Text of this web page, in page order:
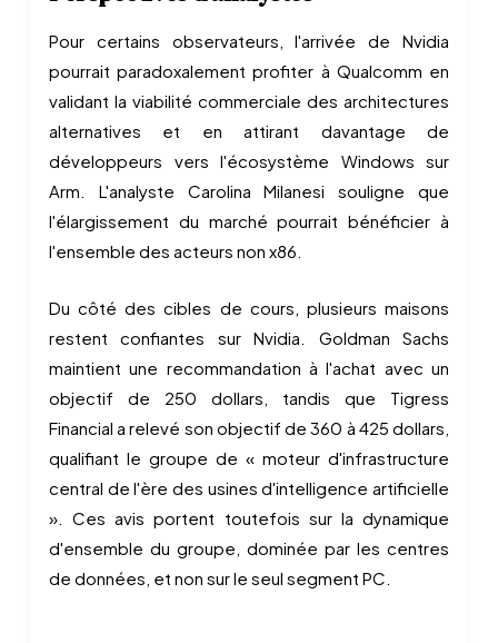
Pour certains observateurs, l'arrivée de Nvidia
pourrait paradoxalement profiter à Qualcomm en
validant la viabilité commerciale des architectures
alternatives et en attirant davantage de
développeurs vers l'écosystème Windows sur
Arm. L'analyste Carolina Milanesi souligne que
l'élargissement du marché pourrait bénéficier à
l'ensemble des acteurs non x86.
Du côté des cibles de cours, plusieurs maisons
restent confiantes sur Nvidia. Goldman Sachs
maintient une recommandation à l'achat avec un
objectif de 250 dollars, tandis que Tigress
Financial a relevé son objectif de 360 à 425 dollars,
qualifiant le groupe de « moteur d'infrastructure
central de l'ère des usines d'intelligence artificielle
». Ces avis portent toutefois sur la dynamique
d'ensemble du groupe, dominée par les centres
de données, et non sur le seul segment PC.